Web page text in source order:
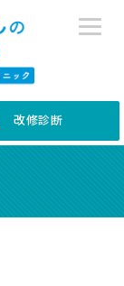
改修診断